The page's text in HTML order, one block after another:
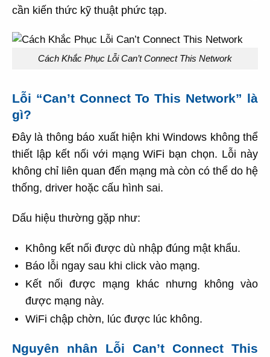
cần kiến thức kỹ thuật phức tạp.
Cách Khắc Phục Lỗi Can’t Connect This Network
Lỗi “Can’t Connect To This Network” là
gì?
Đây là thông báo xuất hiện khi Windows không thể
thiết lập kết nối với mạng WiFi bạn chọn. Lỗi này
không chỉ liên quan đến mạng mà còn có thể do hệ
thống, driver hoặc cấu hình sai.
Dấu hiệu thường gặp như:
Không kết nối được dù nhập đúng mật khẩu.
Báo lỗi ngay sau khi click vào mạng.
Kết nối được mạng khác nhưng không vào
được mạng này.
WiFi chập chờn, lúc được lúc không.
Nguyên nhân Lỗi Can’t Connect This